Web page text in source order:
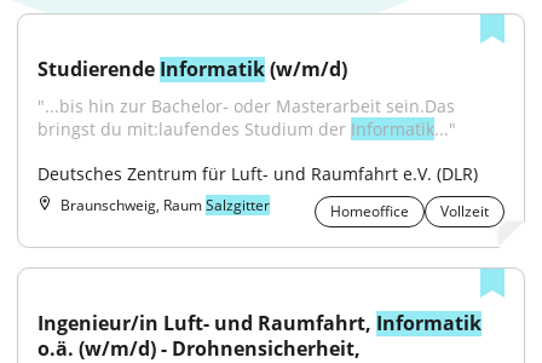
Studierende Informatik (w/m/d)
"...bis hin zur Bachelor- oder Masterarbeit sein.Das
bringst du mit:laufendes Studium der Informatik..."
Deutsches Zentrum für Luft- und Raumfahrt e.V. (DLR)
Braunschweig, RaumSalzgitter Homeoffice Vollzeit
Ingenieur/in Luft- und Raumfahrt, Informatik
o.ä. (w/m/d) - Drohnensicherheit,